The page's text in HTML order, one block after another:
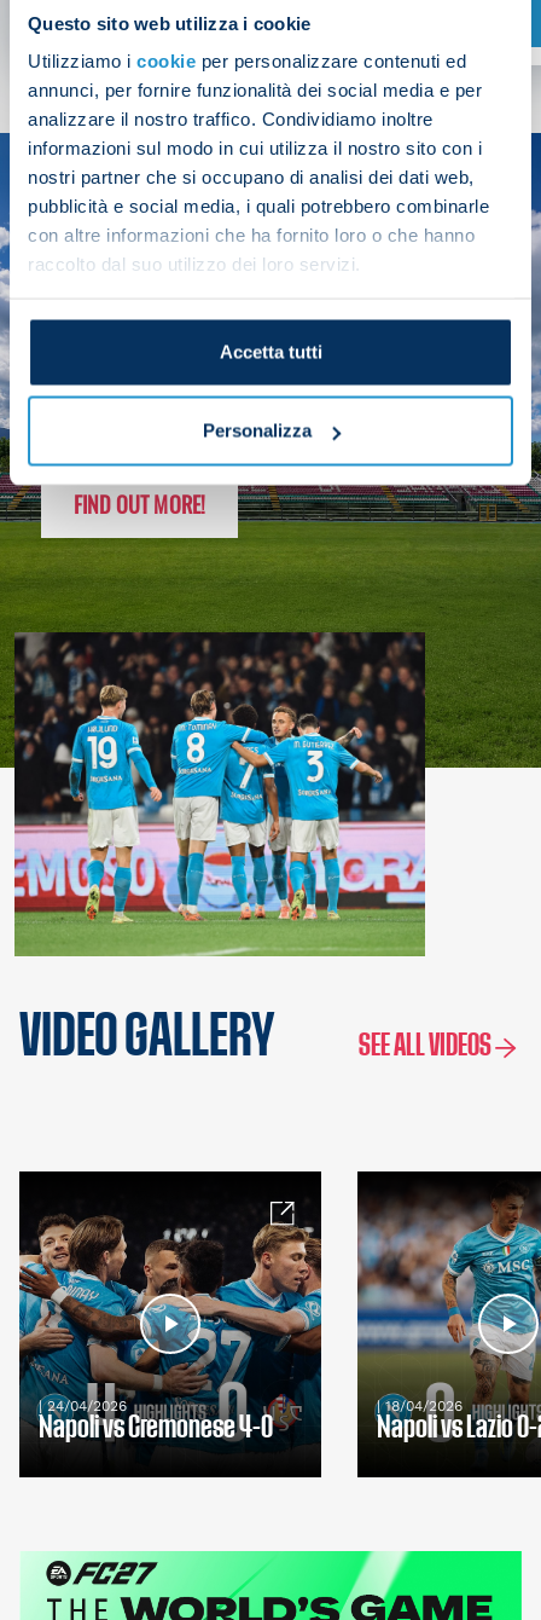
Questo sito web utilizza i cookie
Utilizziamo i cookie per personalizzare contenuti ed
annunci, per fornire funzionalità dei social media e per
analizzare il nostro traffico. Condividiamo inoltre
informazioni sul modo in cui utilizza il nostro sito con i
nostri partner che si occupano di analisi dei dati web,
pubblicità e social media, i quali potrebbero combinarle
con altre informazioni che ha fornito loro o che hanno
raccolto dal suo utilizzo dei loro servizi.
Accetta tutti
Personalizza
SHOP NOW
SEASON
2025/26
FOLLOW THE CHAMPS' JOURNEY
FIND OUT MORE!
VIDEO GALLERY SEE ALL VIDEOS
| 24/04/2026
Napoli vs Cremonese 4-0
| 18/04/2026
Napoli vs Lazio